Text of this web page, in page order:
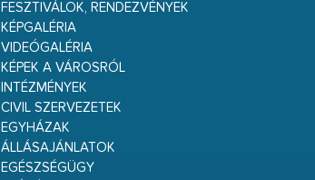
FESZTIVÁLOK, RENDEZVÉNYEK
KÉPGALÉRIA
VIDEÓGALÉRIA
KÉPEK A VÁROSRÓL
INTÉZMÉNYEK
CIVIL SZERVEZETEK
EGYHÁZAK
ÁLLÁSAJÁNLATOK
EGÉSZSÉGÜGY